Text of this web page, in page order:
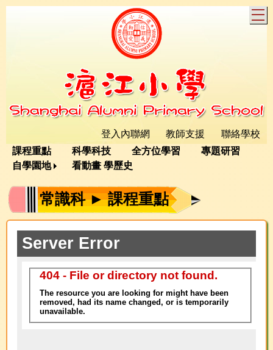
登入內聯網 教師支援 聯絡學校
課程重點 科學科技 全方位學習
專題研習
自學園地
看動畫 學歷史
常識科 ► 課程重點